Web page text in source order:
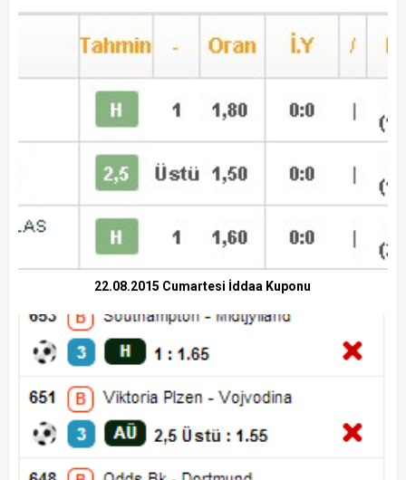
22.08.2015 Cumartesi İddaa Kuponu